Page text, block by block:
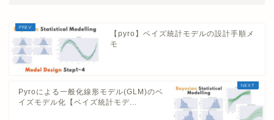
【pyro】ベイズ統計モデルの設計手順メ
モ
Pyroによる一般化線形モデル(GLM)のベ
イズモデル化【ベイズ統計モデ...